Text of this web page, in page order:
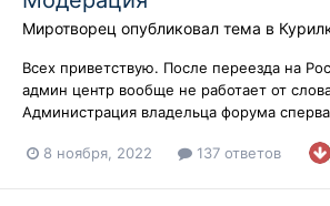
Миротворец опубликовал тема в
Всех приветствую. После переезда на
админ центр вообще не работает от
Администрация владельца форума
8 ноября, 2022 137 ответов